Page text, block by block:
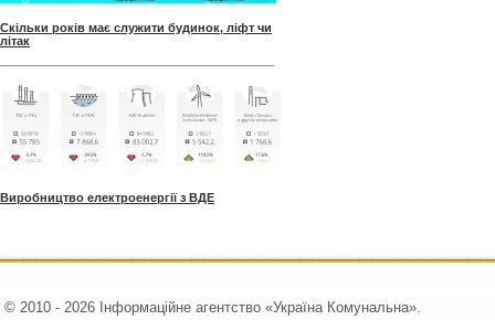
Скільки років має служити будинок, ліфт чи
літак
Виробництво електроенергії з ВДЕ
© 2010 - 2026 Інформаційне агентство «Україна Комунальна».